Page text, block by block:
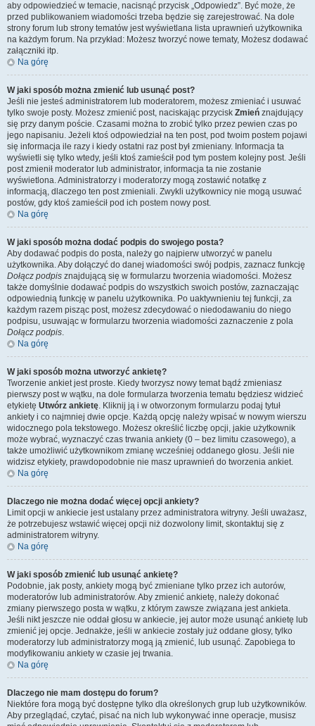
aby odpowiedzieć w temacie, nacisnąć przycisk „Odpowiedz”. Być może, że
przed publikowaniem wiadomości trzeba będzie się zarejestrować. Na dole
strony forum lub strony tematów jest wyświetlana lista uprawnień użytkownika
na każdym forum. Na przykład: Możesz tworzyć nowe tematy, Możesz dodawać
załączniki itp.
Na górę
W jaki sposób można zmienić lub usunąć post?
Jeśli nie jesteś administratorem lub moderatorem, możesz zmieniać i usuwać
tylko swoje posty. Możesz zmienić post, naciskając przycisk Zmień znajdujący
się przy danym poście. Czasami można to zrobić tylko przez pewien czas po
jego napisaniu. Jeżeli ktoś odpowiedział na ten post, pod twoim postem pojawi
się informacja ile razy i kiedy ostatni raz post był zmieniany. Informacja ta
wyświetli się tylko wtedy, jeśli ktoś zamieścił pod tym postem kolejny post. Jeśli
post zmienił moderator lub administrator, informacja ta nie zostanie
wyświetlona. Administratorzy i moderatorzy mogą zostawić notatkę z
informacją, dlaczego ten post zmieniali. Zwykli użytkownicy nie mogą usuwać
postów, gdy ktoś zamieścił pod ich postem nowy post.
Na górę
W jaki sposób można dodać podpis do swojego posta?
Aby dodawać podpis do posta, należy go najpierw utworzyć w panelu
użytkownika. Aby dołączyć do danej wiadomości swój podpis, zaznacz funkcję
Dołącz podpis znajdującą się w formularzu tworzenia wiadomości. Możesz
także domyślnie dodawać podpis do wszystkich swoich postów, zaznaczając
odpowiednią funkcję w panelu użytkownika. Po uaktywnieniu tej funkcji, za
każdym razem pisząc post, możesz zdecydować o niedodawaniu do niego
podpisu, usuwając w formularzu tworzenia wiadomości zaznaczenie z pola
Dołącz podpis.
Na górę
W jaki sposób można utworzyć ankietę?
Tworzenie ankiet jest proste. Kiedy tworzysz nowy temat bądź zmieniasz
pierwszy post w wątku, na dole formularza tworzenia tematu będziesz widzieć
etykietę Utwórz ankietę. Kliknij ją i w otworzonym formularzu podaj tytuł
ankiety i co najmniej dwie opcje. Każdą opcję należy wpisać w nowym wierszu
widocznego pola tekstowego. Możesz określić liczbę opcji, jakie użytkownik
może wybrać, wyznaczyć czas trwania ankiety (0 – bez limitu czasowego), a
także umożliwić użytkownikom zmianę wcześniej oddanego głosu. Jeśli nie
widzisz etykiety, prawdopodobnie nie masz uprawnień do tworzenia ankiet.
Na górę
Dlaczego nie można dodać więcej opcji ankiety?
Limit opcji w ankiecie jest ustalany przez administratora witryny. Jeśli uważasz,
że potrzebujesz wstawić więcej opcji niż dozwolony limit, skontaktuj się z
administratorem witryny.
Na górę
W jaki sposób zmienić lub usunąć ankietę?
Podobnie, jak posty, ankiety mogą być zmieniane tylko przez ich autorów,
moderatorów lub administratorów. Aby zmienić ankietę, należy dokonać
zmiany pierwszego posta w wątku, z którym zawsze związana jest ankieta.
Jeśli nikt jeszcze nie oddał głosu w ankiecie, jej autor może usunąć ankietę lub
zmienić jej opcje. Jednakże, jeśli w ankiecie zostały już oddane głosy, tylko
moderatorzy lub administratorzy mogą ją zmienić, lub usunąć. Zapobiega to
modyfikowaniu ankiety w czasie jej trwania.
Na górę
Dlaczego nie mam dostępu do forum?
Niektóre fora mogą być dostępne tylko dla określonych grup lub użytkowników.
Aby przeglądać, czytać, pisać na nich lub wykonywać inne operacje, musisz